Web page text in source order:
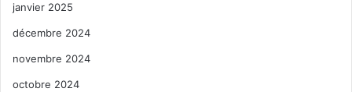
janvier 2025
décembre 2024
novembre 2024
octobre 2024